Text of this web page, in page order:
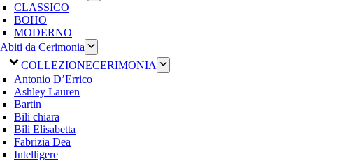
CLASSICO
BOHO
MODERNO
Abiti da Cerimonia
COLLEZIONECERIMONIA
Antonio D’Errico
Ashley Lauren
Bartin
Bili chiara
Bili Elisabetta
Fabrizia Dea
Intelligere